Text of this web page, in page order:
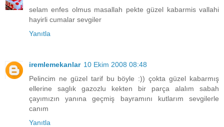
selam enfes olmus masallah pekte güzel kabarmis vallahi
hayirli cumalar sevgiler
Yanıtla
iremlemekanlar 10 Ekim 2008 08:48
Pelincim ne güzel tarif bu böyle :)) çokta güzel kabarmış
ellerine saglık gazozlu kekten bir parça alalım sabah
çayımızın yanına geçmiş bayramını kutlarım sevgilerle
canım
Yanıtla